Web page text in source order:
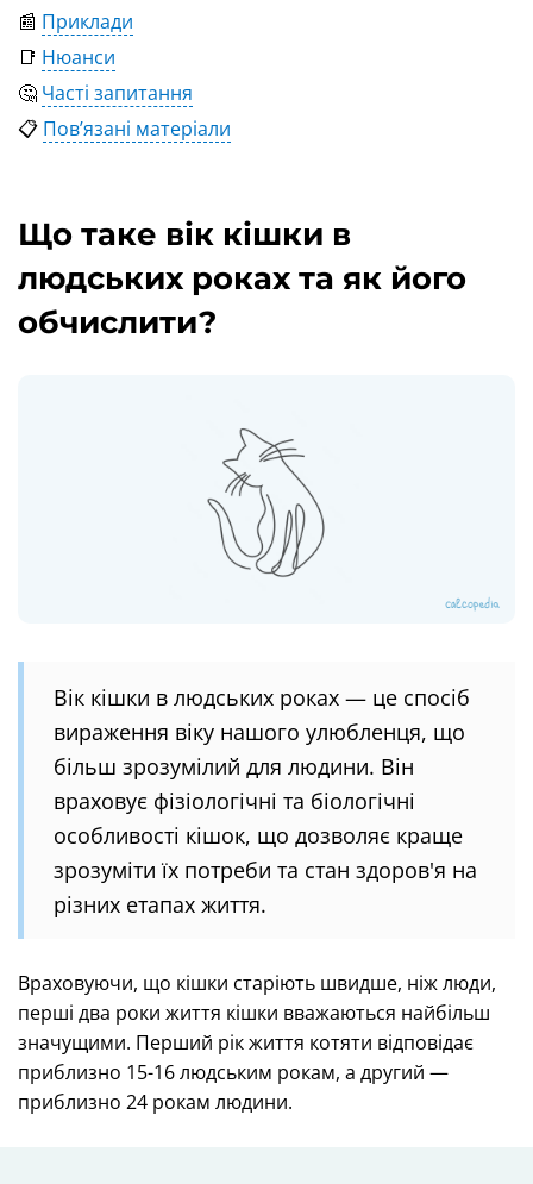
📰 Приклади
📑 Нюанси
🤔 Часті запитання
📋 Пов’язані матеріали
Що таке вік кішки в
людських роках та як його
обчислити?
Вік кішки в людських роках — це спосіб
вираження віку нашого улюбленця, що
більш зрозумілий для людини. Він
враховує фізіологічні та біологічні
особливості кішок, що дозволяє краще
зрозуміти їх потреби та стан здоров'я на
різних етапах життя.
Враховуючи, що кішки старіють швидше, ніж люди,
перші два роки життя кішки вважаються найбільш
значущими. Перший рік життя котяти відповідає
приблизно 15-16 людським рокам, а другий —
приблизно 24 рокам людини.